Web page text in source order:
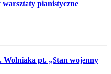
pianistyczne
Wolniaka pt. „Stan wojenny